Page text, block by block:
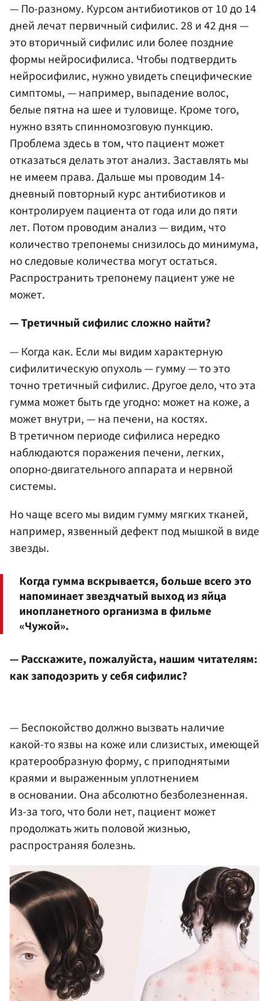
— По-разному. Курсом антибиотиков от 10 до 14
дней лечат первичный сифилис. 28 и 42 дня —
это вторичный сифилис или более поздние
формы нейросифилиса. Чтобы подтвердить
нейросифилис, нужно увидеть специфические
симптомы, — например, выпадение волос,
белые пятна на шее и туловище. Кроме того,
нужно взять спинномозговую пункцию.
Проблема здесь в том, что пациент может
отказаться делать этот анализ. Заставлять мы
не имеем права. Дальше мы проводим 14-
дневный повторный курс антибиотиков и
контролируем пациента от года или до пяти
лет. Потом проводим анализ — видим, что
количество трепонемы снизилось до минимума,
но следовые количества могут остаться.
Распространить трепонему пациент уже не
может.
— Третичный сифилис сложно найти?
— Когда как. Если мы видим характерную
сифилитическую опухоль — гумму — то это
точно третичный сифилис. Другое дело, что эта
гумма может быть где угодно: может на коже, а
может внутри, — на печени, на костях.
В третичном периоде сифилиса нередко
наблюдаются поражения печени, легких,
опорно-двигательного аппарата и нервной
системы.
Но чаще всего мы видим гумму мягких тканей,
например, язвенный дефект под мышкой в виде
звезды.
Когда гумма вскрывается, больше всего это
напоминает звездчатый выход из яйца
инопланетного организма в фильме
«Чужой».
— Расскажите, пожалуйста, нашим читателям:
как заподозрить у себя сифилис?
— Беспокойство должно вызвать наличие
какой-то язвы на коже или слизистых, имеющей
кратерообразную форму, с приподнятыми
краями и выраженным уплотнением
в основании. Она абсолютно безболезненная.
Из-за того, что боли нет, пациент может
продолжать жить половой жизнью,
распространяя болезнь.